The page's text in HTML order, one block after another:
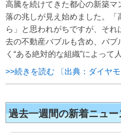
高騰を続けてきた都心の新築
落の兆しが見え始めました。
ら」と思われがちですが、それ
去の不動産バブルも含め、バブ
く“ある絶対的な組織”によって
>>続きを読む 〔出典：ダイヤ
過去一週間の新着ニュ